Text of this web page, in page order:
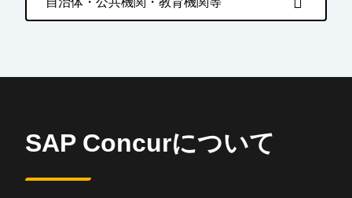
SAP Concurについて